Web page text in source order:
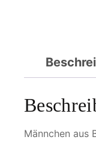
Männchen aus